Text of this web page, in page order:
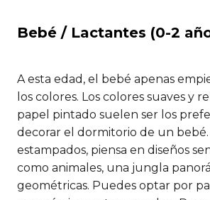
Bebé / Lactantes (0-2
A esta edad, el bebé apenas
los colores. Los colores suaves y
papel pintado suelen ser los
decorar el dormitorio de un bebé.
estampados, piensa en diseños
como animales, una jungla
geométricas. Puedes optar por